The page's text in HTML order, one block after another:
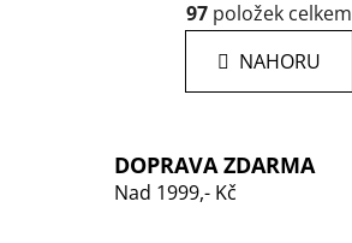
v
l
á
d
c
í
á
n
k
n
í
97 položek celkem
NAHORU
DOPRAVA ZDARMA
Nad 1999,- Kč